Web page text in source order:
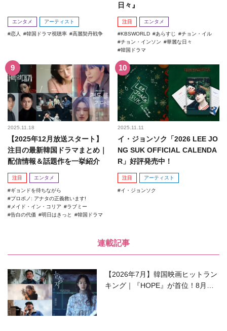
エンタメ アーティスト
恋人 韓国ドラマ視聴率 高麗契丹戦争
日々』
注目 エンタメ
KBSWORLD あらすじ
チョン・イル
チョン・インソン
華麗な日々
韓国ドラマ
2025.11.18
【2025年12月放送スタート】
注目の最新韓国ドラマまとめ｜
配信情報＆話題作を一挙紹介
注目 エンタメ
ギョンドを待ちながら
プロボノ: アナタの正義救います!
メイド・イン・コリア
ラブミー
告白の代価
明日はきっと 韓国ドラマ
2025.11.11
イ・ジョンソク「2026 LEE JO
NG SUK OFFICIAL CALENDA
R」好評発売中！
注目 アーティスト
イ・ジョンソク
連載記事
【2026年7月】韓国映画ヒットラン
キング｜『HOPE』が首位！8月公